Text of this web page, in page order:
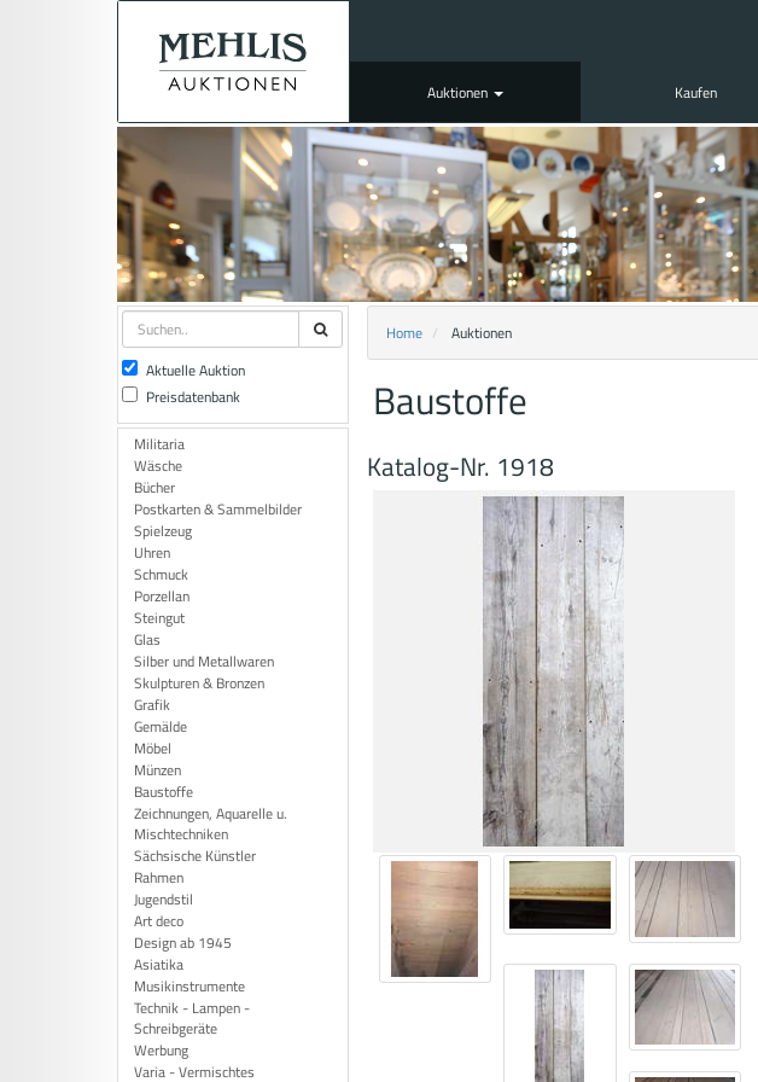
Auktionen Kaufen
Aktuelle Auktion
Preisdatenbank
Militaria
Wäsche
Bücher
Postkarten & Sammelbilder
Spielzeug
Uhren
Schmuck
Porzellan
Steingut
Glas
Silber und Metallwaren
Skulpturen & Bronzen
Grafik
Gemälde
Möbel
Münzen
Baustoffe
Zeichnungen, Aquarelle u.
Mischtechniken
Sächsische Künstler
Rahmen
Jugendstil
Art deco
Design ab 1945
Asiatika
Musikinstrumente
Technik - Lampen -
Schreibgeräte
Werbung
Varia - Vermischtes
Home Auktionen
Baustoffe
Katalog-Nr. 1918